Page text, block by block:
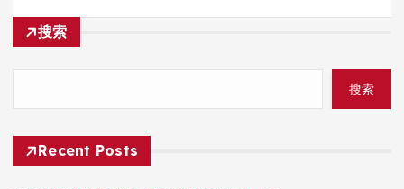
搜索
搜索
Recent Posts